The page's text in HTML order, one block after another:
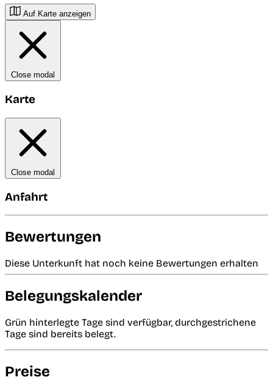
Auf Karte anzeigen
Close modal
Karte
Close modal
Anfahrt
Bewertungen
Diese Unterkunft hat noch keine Bewertungen erhalten
Belegungskalender
Grün hinterlegte Tage sind verfügbar, durchgestrichene
Tage sind bereits belegt.
Preise